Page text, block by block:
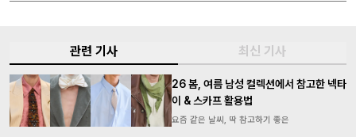
관련 기사 최신 기사
26 봄, 여름 남성 컬렉션에서 참고한 넥타
이 & 스카프 활용법
요즘 같은 날씨, 딱 참고하기 좋은